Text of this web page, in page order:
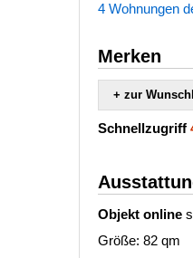
4 Wohnungen
Merken
+ zur
Schnellzugriff
Objekt online
Größe: 82 qm